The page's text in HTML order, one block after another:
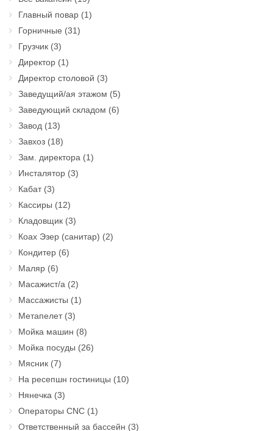
Главный повар (1)
Горничные (31)
Грузчик (3)
Директор (1)
Директор столовой (3)
Заведущий/ая этажом (5)
Заведующий складом (6)
Завод (13)
Завхоз (18)
Зам. директора (1)
Инсталятор (3)
Кабат(3)
Кассиры (12)
Кладовщик (3)
Коах Эзер (санитар) (2)
Кондитер (6)
Маляр (6)
Масажист/а (2)
Массажисты (1)
Метапелет(3)
Мойка машин (8)
Мойка посуды (26)
Мясник (7)
На ресепшн гостиницы (10)
Нянечка (3)
Операторы CNC (1)
Ответственный за бассейн (3)